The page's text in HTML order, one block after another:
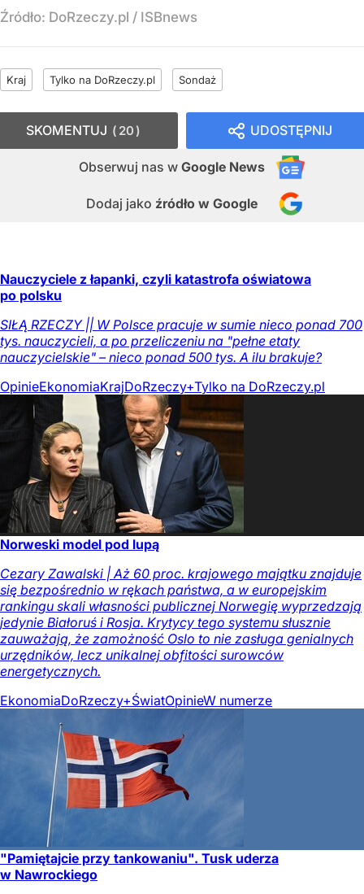
Źródło: DoRzeczy.pl / ISBnews
Kraj Tylko na DoRzeczy.pl Sondaż
UDOSTĘPNIJ
Obserwuj nas w Google News
Dodaj jako źródło w Google
SKOMENTUJ 20
Nauczyciele z łapanki, czyli katastrofa oświatowa
po polsku
SIŁĄ RZECZY || W Polsce pracuje w sumie nieco ponad 700
tys. nauczycieli, a po przeliczeniu na "pełne etaty
nauczycielskie" – nieco ponad 500 tys. A ilu brakuje?
OpinieEkonomiaKrajDoRzeczy+Tylko na DoRzeczy.pl
Norweski model pod lupą
Cezary Zawalski | Aż 60 proc. krajowego majątku znajduje
się bezpośrednio w rękach państwa, a w europejskim
rankingu skali własności publicznej Norwegię wyprzedzają
jedynie Białoruś i Rosja. Krytycy tego systemu słusznie
zauważają, że zamożność Oslo to nie zasługa genialnych
urzędników, lecz unikalnej obfitości surowców
energetycznych.
EkonomiaDoRzeczy+ŚwiatOpinieW numerze
"Pamiętajcie przy tankowaniu". Tusk uderza
w Nawrockiego